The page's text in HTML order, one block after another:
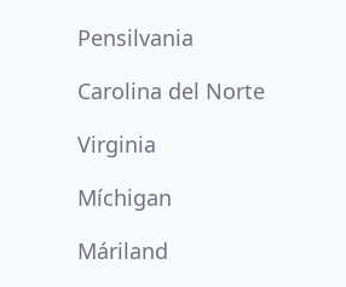
Pensilvania
Carolina del Norte
Virginia
Míchigan
Máriland